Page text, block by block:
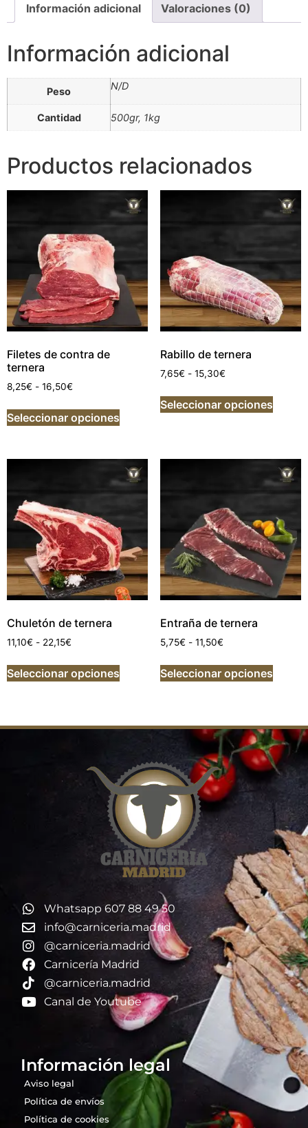
Información adicional Valoraciones (0)
Información adicional
Peso N/D
Cantidad 500gr, 1kg
Productos relacionados
Filetes de contra de
ternera
8,25€ - 16,50€
Seleccionar opciones
Rabillo de ternera
7,65€ - 15,30€
Seleccionar opciones
Chuletón de ternera
11,10€ - 22,15€
Seleccionar opciones
Entraña de ternera
5,75€ - 11,50€
Seleccionar opciones
Whatsapp 607 88 49 50
info@carniceria.madrid
@carniceria.madrid
Carnicería Madrid
@carniceria.madrid
Canal de Youtube
Información legal
Aviso legal
Política de envíos
Política de cookies